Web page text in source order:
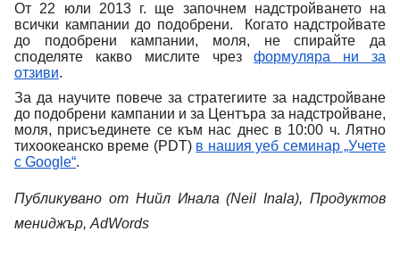
От 22 юли 2013 г. ще започнем надстройването на
всички кампании до подобрени.
Когато надстройвате
до подобрени кампании, моля, не спирайте да
споделяте какво мислите чрезформуляра ни за
отзиви.
За да научите повече за стратегиите за надстройване
до подобрени кампании и за Центъра за надстройване,
моля, присъединете се към нас днес в 10:00 ч. Лятно
тихоокеанско време (PDT) в нашия уеб семинар „Учете
с Google“.
Публикувано от Нийл Инала (Neil Inala), Продуктов
мениджър, AdWords